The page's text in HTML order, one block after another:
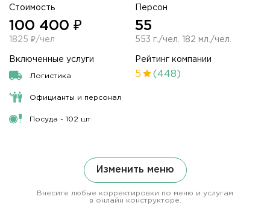
Стоимость
100 400 ₽
1825 ₽/чел
Персон
55
553 г./чел. 182 мл./чел.
Включенные услуги
Логистика
Официанты и персонал
Посуда - 102 шт
Рейтинг компании
5 (448)
Изменить меню
Внесите любые корректировки по меню и услугам
в онлайн конструкторе.